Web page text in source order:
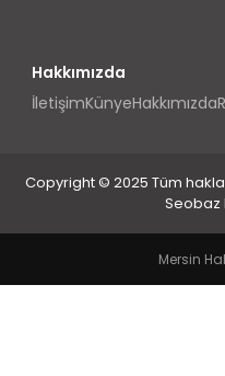
Hakkımızda
İletişimKünyeHakkımızda
Copyright © 2025 Tüm
Seobaz
Mersin